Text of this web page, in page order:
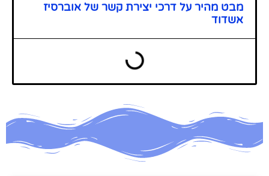
מבט מהיר על דרכי יצירת קשר של אוברסיז
אשדוד